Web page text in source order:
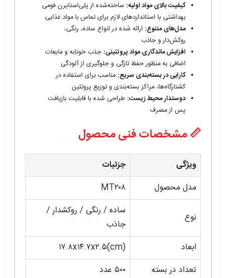
کیفیت بالای مواد اولیه: ساخته‌شده از پلی‌استایرن فومی
بهداشتی با استانداردهای لازم برای تماس با مواد غذایی
مدل‌های متنوع: ارائه شده در انواع ساده، رنگی،
روکش‌دار و جاذب
افزایش ماندگاری مواد پروتئینی: جذب خونابه و مایعات
اضافی به منظور حفظ تازگی و جلوگیری از آلودگی
کارایی در بسته‌بندی سریع: مناسب برای استفاده در
کشتارگاه‌ها، مراکز بسته‌بندی و توزیع پروتئین
دوستدار محیط زیست: طراحی شده با قابلیت بازیافت
پس از مصرف
📏 مشخصات فنی محصول
ویژگی
جزئیات
مدل محصول
MT۲۰۸
نوع
ساده / رنگی / روکشدار /
جاذب
ابعاد
(cm)۱۷.۸x۱۴.۷x۲.۵
تعداد در بسته
۵۰۰ عدد